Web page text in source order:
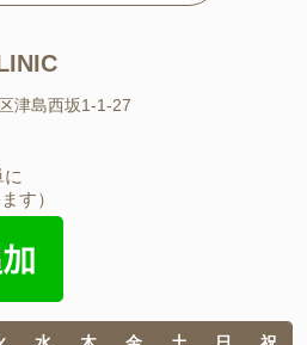
津島西坂1-1-27
に
す）
水 木 金 土 日 祝